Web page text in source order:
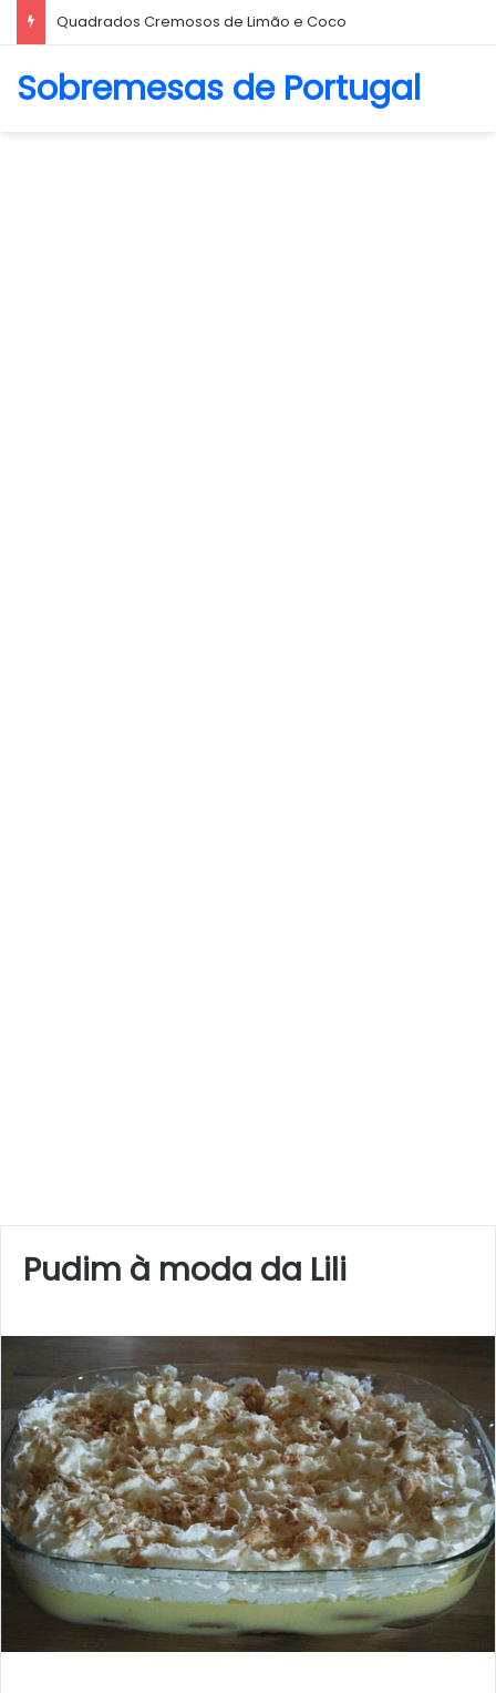
Biscoito Amanteigado
Sobremesas de Portugal
Pudim à moda da Lili